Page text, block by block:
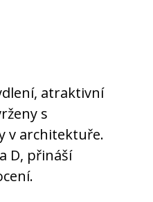
atraktivní
s
v architektuře.
D, přináší